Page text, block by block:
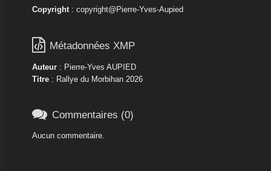
Copyright: copyright@Pierre-Yves-Aupied
 Métadonnées XMP
Auteur: Pierre-Yves AUPIED
Titre: Rallye du Morbihan 2026
 Commentaires (0)
Aucun commentaire.